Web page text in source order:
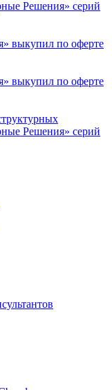
Решения» серий
выкупил по оферте
выкупил по оферте
Решения» серий